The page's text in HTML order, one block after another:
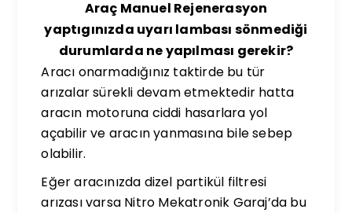
Araç Manuel Rejenerasyon
yaptıgınızda uyarı lambası sönmediği
durumlarda ne yapılması gerekir?
Aracı onarmadığınız taktirde bu tür
arızalar sürekli devam etmektedir hatta
aracın motoruna ciddi hasarlara yol
açabilir ve aracın yanmasına bile sebep
olabilir.
Eğer aracınızda dizel partikül filtresi
arızası varsa Nitro Mekatronik Garaj’da bu